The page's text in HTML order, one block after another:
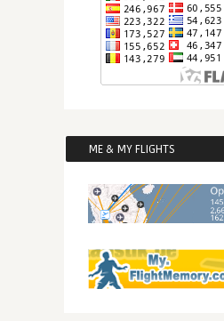
ME & MY FLIGHTS